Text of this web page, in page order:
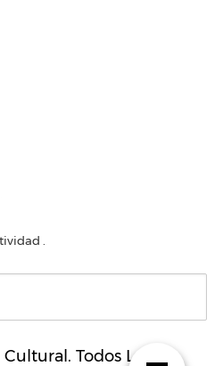
.
Todos Los